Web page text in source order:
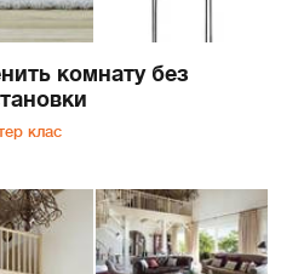
комнату без
клас